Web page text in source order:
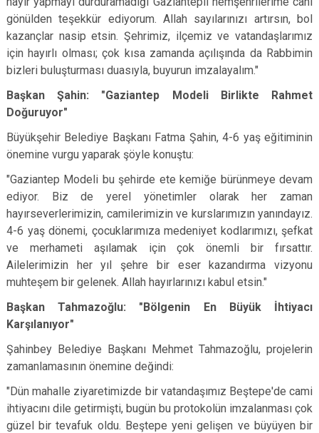
gönülden teşekkür ediyorum. Allah sayılarınızı artırsın, bol
kazançlar nasip etsin. Şehrimiz, ilçemiz ve vatandaşlarımız
için hayırlı olması; çok kısa zamanda açılışında da Rabbimin
bizleri buluşturması duasıyla, buyurun imzalayalım."
Başkan Şahin: "Gaziantep Modeli Birlikte Rahmet
Doğuruyor"
Büyükşehir Belediye Başkanı Fatma Şahin, 4-6 yaş eğitiminin
önemine vurgu yaparak şöyle konuştu:
"Gaziantep Modeli bu şehirde ete kemiğe bürünmeye devam
ediyor. Biz de yerel yönetimler olarak her zaman
hayırseverlerimizin, camilerimizin ve kurslarımızın yanındayız.
4-6 yaş dönemi, çocuklarımıza medeniyet kodlarımızı, şefkat
ve merhameti aşılamak için çok önemli bir fırsattır.
Ailelerimizin her yıl şehre bir eser kazandırma vizyonu
muhteşem bir gelenek. Allah hayırlarınızı kabul etsin."
Başkan Tahmazoğlu: "Bölgenin En Büyük İhtiyacı
Karşılanıyor"
Şahinbey Belediye Başkanı Mehmet Tahmazoğlu, projelerin
zamanlamasının önemine değindi:
"Dün mahalle ziyaretimizde bir vatandaşımız Beştepe'de cami
ihtiyacını dile getirmişti, bugün bu protokolün imzalanması çok
güzel bir tevafuk oldu. Beştepe yeni gelişen ve büyüyen bir